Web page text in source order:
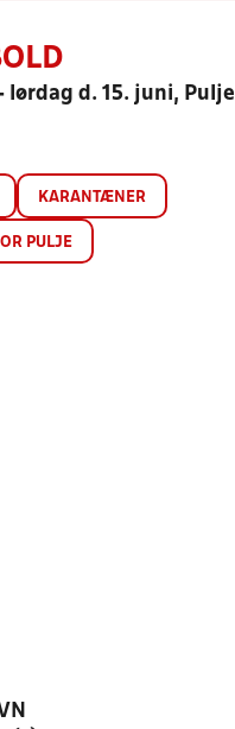
lørdag d. 15. juni, Pulje
KARANTÆNER
PULJE